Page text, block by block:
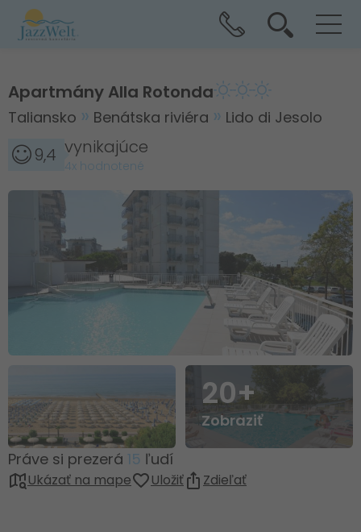
Apartmány Alla Rotonda
Taliansko Benátska riviéra Lido di Jesolo
9,4 vynikajúce
4x hodnotené
20+
Zobraziť
Práve si prezerá 15 ľudí
Ukázať na mape Uložiť Zdieľať